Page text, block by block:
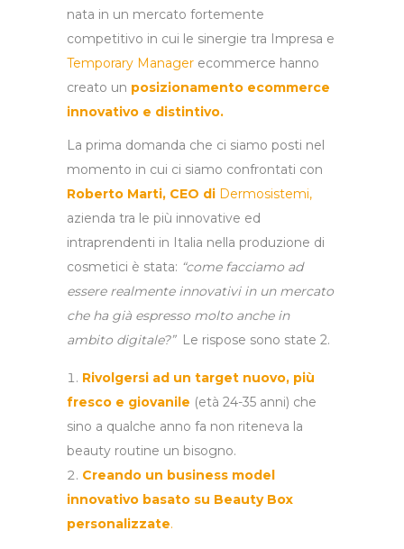
nata in un mercato fortemente
competitivo in cui le sinergie tra Impresa e
Temporary Manager ecommerce hanno
creato un posizionamento ecommerce
innovativo e distintivo.
La prima domanda che ci siamo posti nel
momento in cui ci siamo confrontati con
Roberto Marti, CEO di Dermosistemi,
azienda tra le più innovative ed
intraprendenti in Italia nella produzione di
cosmetici è stata: “come facciamo ad
essere realmente innovativi in un mercato
che ha già espresso molto anche in
ambito digitale?”Le rispose sono state 2.
Rivolgersi ad un target nuovo, più
fresco e giovanile (età 24-35 anni) che
sino a qualche anno fa non riteneva la
beauty routine un bisogno.
Creando un business model
innovativo basato su Beauty Box
personalizzate.